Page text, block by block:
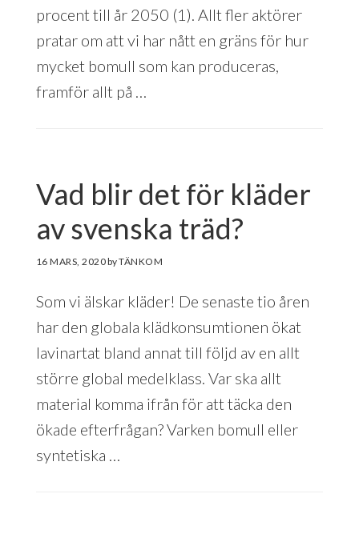
procent till år 2050 (1). Allt fler aktörer
pratar om att vi har nått en gräns för hur
mycket bomull som kan produceras,
framför allt på …
Vad blir det för kläder
av svenska träd?
16 MARS, 2020by
Som vi älskar kläder! De senaste tio åren
har den globala klädkonsumtionen ökat
lavinartat bland annat till följd av en allt
större global medelklass. Var ska allt
material komma ifrån för att täcka den
ökade efterfrågan? Varken bomull eller
syntetiska …